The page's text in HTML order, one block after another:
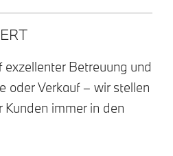
exzellenter Betreuung und
oder Verkauf – wir stellen
Kunden immer in den